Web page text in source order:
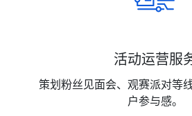
活动运营服
策划粉丝见面会、观赛派对等
户参与感。